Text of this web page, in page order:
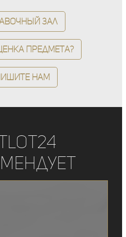
зал
предмета?
нам